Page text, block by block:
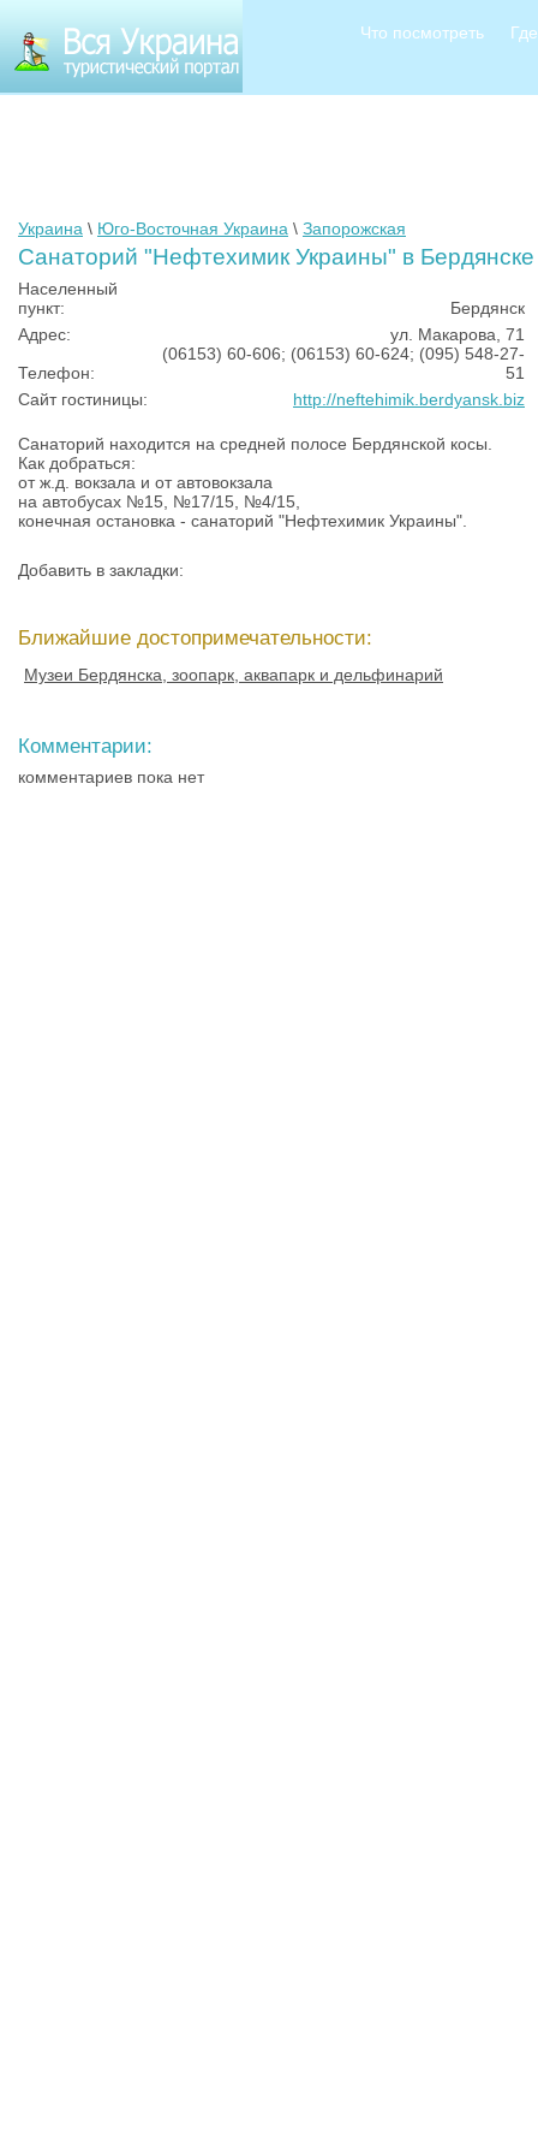
Что посмотреть
Украина \ Юго-Восточная Украина \ Запорожская
Санаторий "Нефтехимик Украины" в Бердянске
Населенный
пункт:
Бердянск
Адрес:
ул. Макарова, 71
Телефон:
(06153) 60-606; (06153) 60-624; (095) 548-27-
51
Сайт гостиницы:
http://neftehimik.berdyansk.biz
Санаторий находится на средней полосе Бердянской косы.
Как добраться:
от ж.д. вокзала и от автовокзала
на автобусах №15, №17/15, №4/15,
конечная остановка - санаторий "Нефтехимик Украины".
Добавить в закладки:
Ближайшие достопримечательности:
Музеи Бердянска, зоопарк, аквапарк и дельфинарий
Комментарии:
комментариев пока нет